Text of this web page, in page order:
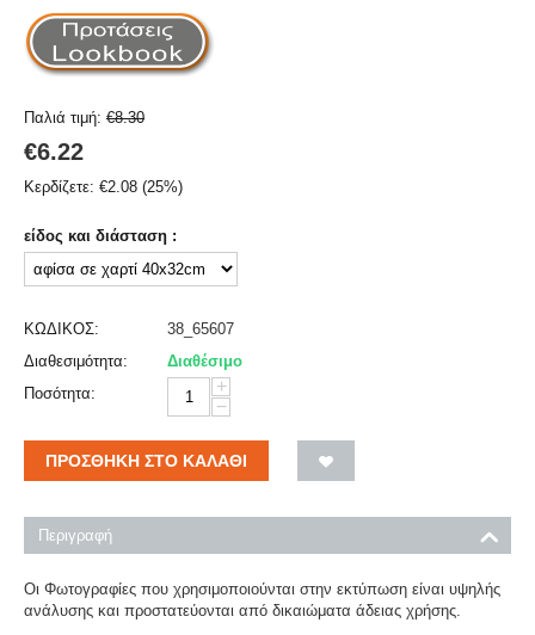
Παλιά τιμή: €8.30
€6.22
Κερδίζετε: €2.08 (25%)
είδος και διάσταση :
ΚΩΔΙΚΟΣ:
38_65607
Διαθεσιμότητα:
Διαθέσιμο
Ποσότητα:
+
−
ΠΡΟΣΘΉΚΗ ΣΤΟ ΚΑΛΆΘΙ
Περιγραφή
Οι Φωτογραφίες που χρησιμοποιούνται στην εκτύπωση είναι υψηλής
ανάλυσης και προστατεύονται από δικαιώματα άδειας χρήσης.